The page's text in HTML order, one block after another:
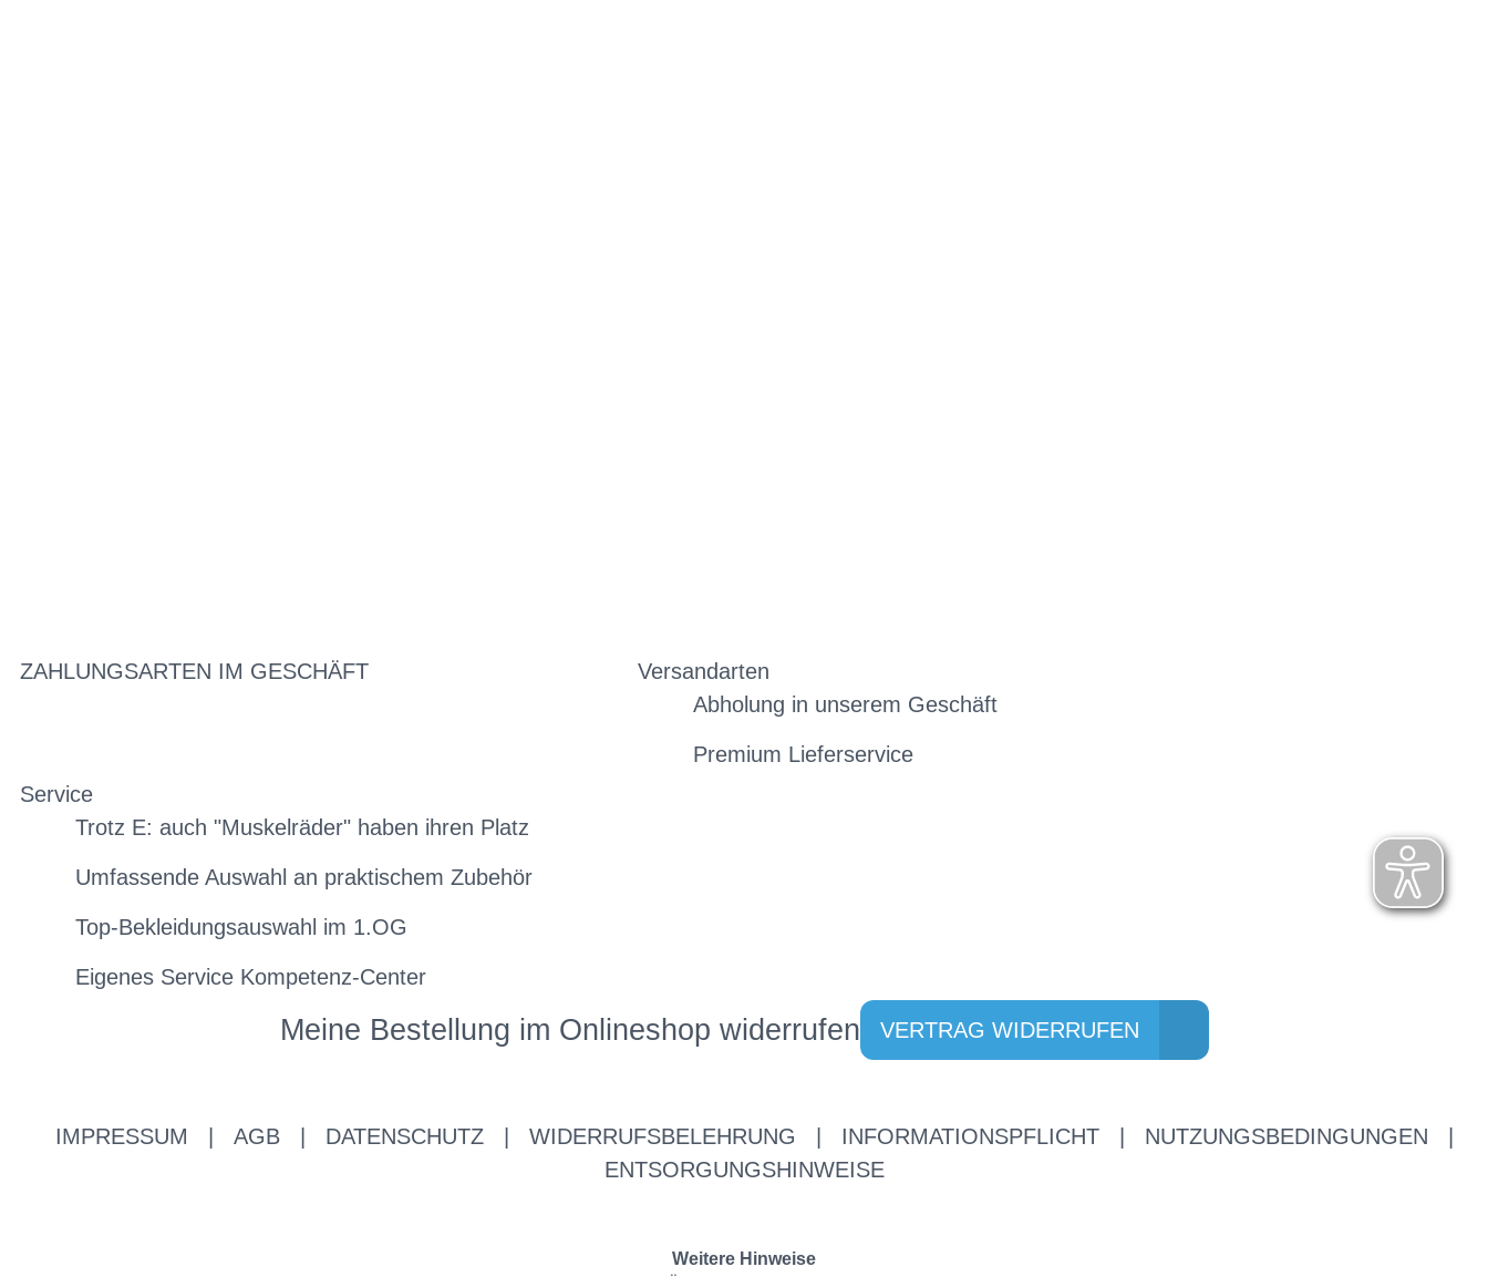
ZAHLUNGSARTEN IM GESCHÄFT
Versandarten
Abholung in unserem Geschäft
Premium Lieferservice
Service
Trotz E: auch "Muskelräder" haben ihren Platz
Umfassende Auswahl an praktischem Zubehör
Top-Bekleidungsauswahl im 1.OG
Eigenes Service Kompetenz-Center
Meine Bestellung im Onlineshop widerrufen VERTRAG WIDERRUFEN
IMPRESSUM AGB DATENSCHUTZ WIDERRUFSBELEHRUNG INFORMATIONSPFLICHT NUTZUNGSBEDINGUNGEN
ENTSORGUNGSHINWEISE
Weitere Hinweise